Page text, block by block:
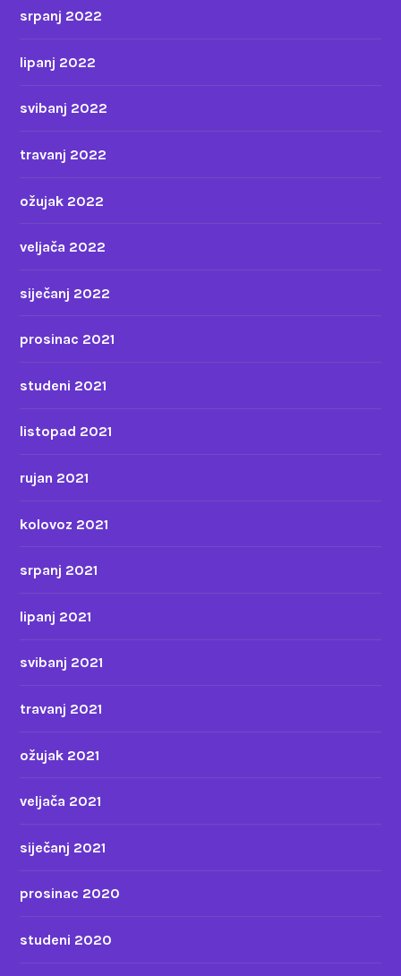
srpanj 2022
lipanj 2022
svibanj 2022
travanj 2022
ožujak 2022
veljača 2022
siječanj 2022
prosinac 2021
studeni 2021
listopad 2021
rujan 2021
kolovoz 2021
srpanj 2021
lipanj 2021
svibanj 2021
travanj 2021
ožujak 2021
veljača 2021
siječanj 2021
prosinac 2020
studeni 2020